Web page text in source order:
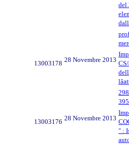
del
13003178 28 Novembre 2013
13003176 28 Novembre 2013
" :